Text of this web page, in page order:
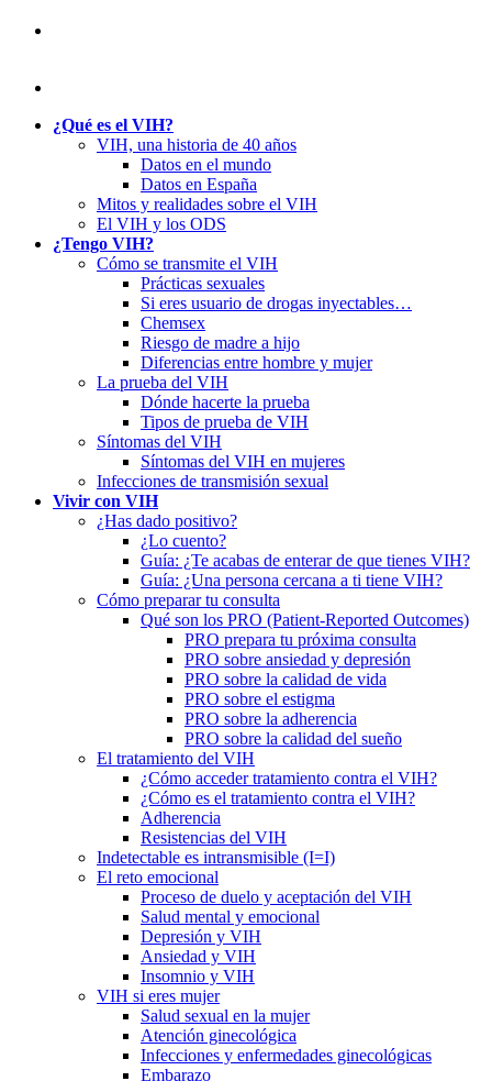
¿Qué es el VIH?
VIH, una historia de 40 años
Datos en el mundo
Datos en España
Mitos y realidades sobre el VIH
El VIH y los ODS
¿Tengo VIH?
Cómo se transmite el VIH
Prácticas sexuales
Si eres usuario de drogas inyectables…
Chemsex
Riesgo de madre a hijo
Diferencias entre hombre y mujer
La prueba del VIH
Dónde hacerte la prueba
Tipos de prueba de VIH
Síntomas del VIH
Síntomas del VIH en mujeres
Infecciones de transmisión sexual
Vivir con VIH
¿Has dado positivo?
¿Lo cuento?
Guía: ¿Te acabas de enterar de que tienes VIH?
Guía: ¿Una persona cercana a ti tiene VIH?
Cómo preparar tu consulta
Qué son los PRO (Patient-Reported Outcomes)
PRO prepara tu próxima consulta
PRO sobre ansiedad y depresión
PRO sobre la calidad de vida
PRO sobre el estigma
PRO sobre la adherencia
PRO sobre la calidad del sueño
El tratamiento del VIH
¿Cómo acceder tratamiento contra el VIH?
¿Cómo es el tratamiento contra el VIH?
Adherencia
Resistencias del VIH
Indetectable es intransmisible (I=I)
El reto emocional
Proceso de duelo y aceptación del VIH
Salud mental y emocional
Depresión y VIH
Ansiedad y VIH
Insomnio y VIH
VIH si eres mujer
Salud sexual en la mujer
Atención ginecológica
Infecciones y enfermedades ginecológicas
Embarazo